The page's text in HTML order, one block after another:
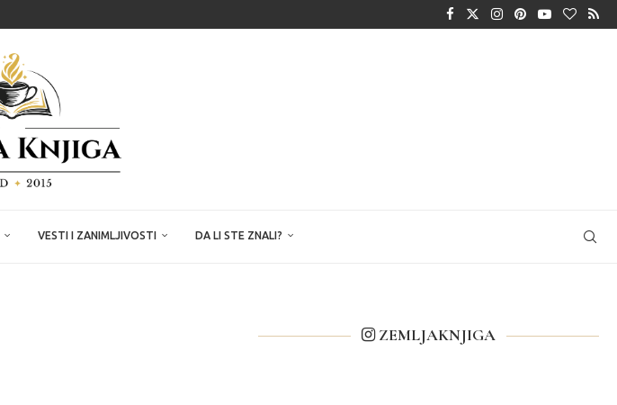
VESTI I ZANIMLJIVOSTI DA LI STE ZNALI?
ZEMLJAKNJIGA